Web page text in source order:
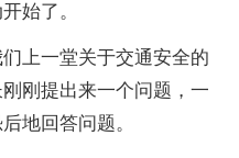
始了。
上一堂关于交通安全的
刚提出来一个问题，一
地回答问题。